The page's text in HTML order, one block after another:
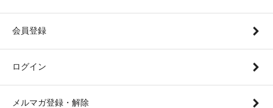
会員登録
ログイン
メルマガ登録・解除